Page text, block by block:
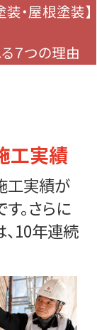
・屋根塗装】
７つの理由
工実績
工実績が
。さらに
10年連続